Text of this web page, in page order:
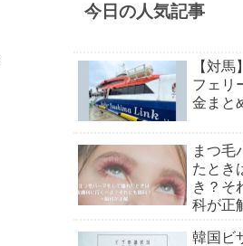
今日の人気記事
【対
フェリ
金まと
まつ毛
たとき
き？そ
科が正
韓国ビ